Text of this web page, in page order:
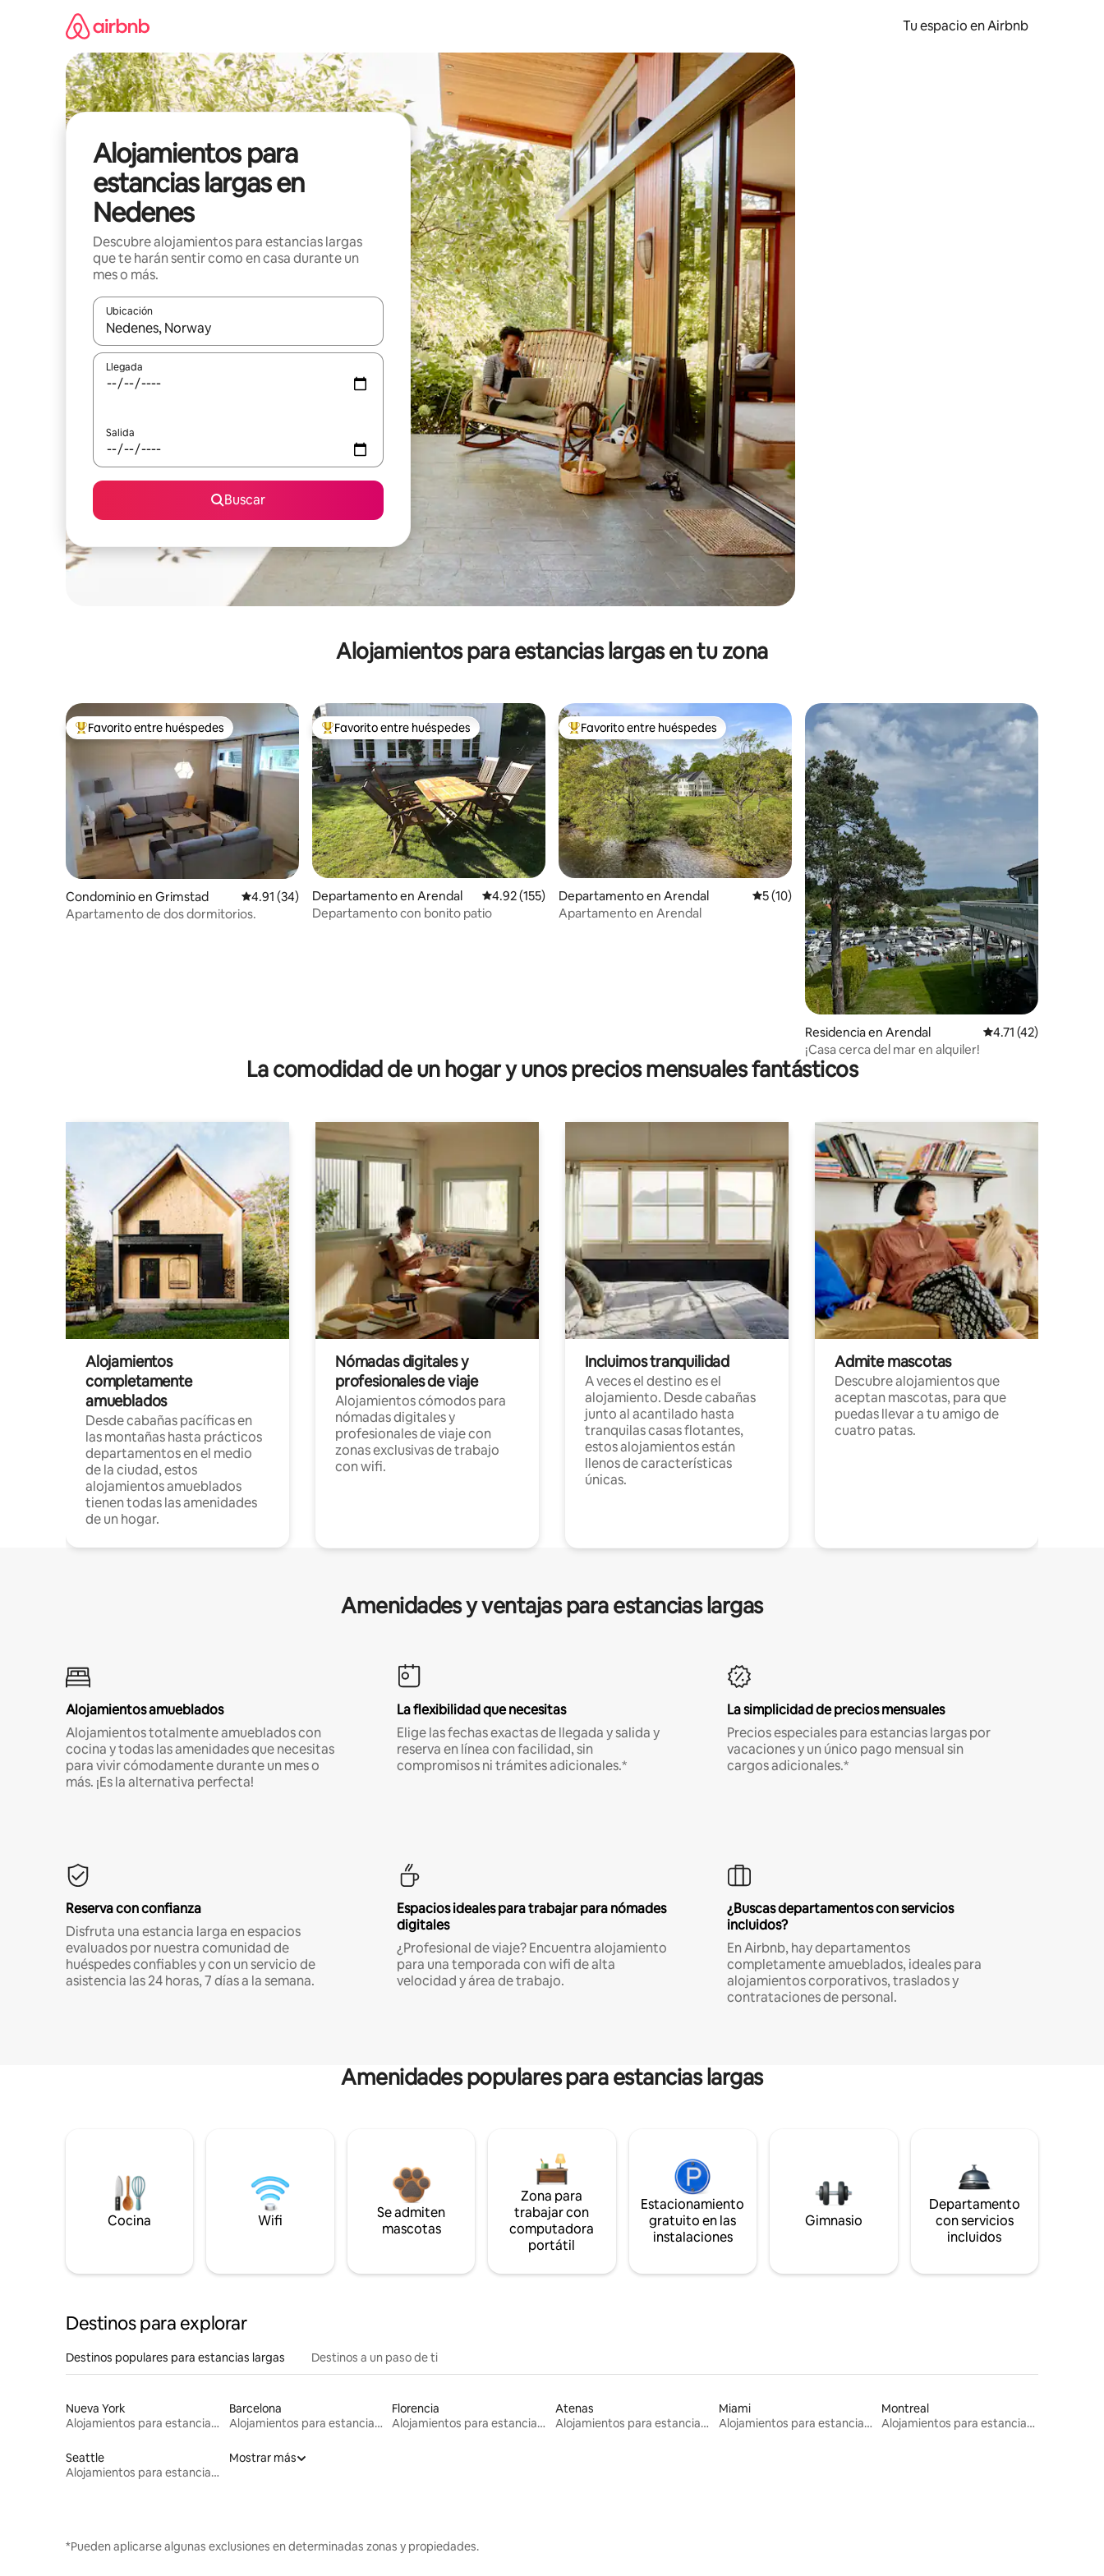
Tu espacio en Airbnb
Alojamientos para
estancias largas en
Nedenes
Descubre alojamientos para estancias largas
que te harán sentir como en casa durante un
mes o más.
Ubicación
Cuando los resultados estén disponibles, podrás navegar usando las teclas de las flechas hacia arriba y hacia abajo, o bien tocando y deslizando la pantalla.
Llegada
Salida
Buscar
Alojamientos para estancias largas en tu zona
De los mejores en Favorito entre huéspedes
Favorito entre huéspedes
Condominio en Grimstad Calificación promedio: 4.91 de 5; 34 evaluaciones
4.91 (34)
Apartamento de dos dormitorios.
De los mejores en Favorito entre huéspedes
Favorito entre huéspedes
Departamento en Arendal Calificación promedio: 4.92 de 5; 155 evaluaciones
4.92 (155)
Departamento con bonito patio
De los mejores en Favorito entre huéspedes
Favorito entre huéspedes
Departamento en Arendal Calificación promedio: 5 de 5; 10 evaluaciones
5 (10)
Apartamento en Arendal
Residencia en Arendal Calificación
4.71 (42)
¡Casa cerca del mar en alquiler!
La comodidad de un hogar y unos precios mensuales fantásticos
Alojamientos
completamente
amueblados
Desde cabañas pacíficas en
las montañas hasta prácticos
departamentos en el medio
de la ciudad, estos
alojamientos amueblados
tienen todas las amenidades
de un hogar.
Nómadas digitales y
profesionales de viaje
Alojamientos cómodos para
nómadas digitales y
profesionales de viaje con
zonas exclusivas de trabajo
con wifi.
Incluimos tranquilidad
A veces el destino es el
alojamiento. Desde cabañas
junto al acantilado hasta
tranquilas casas flotantes,
estos alojamientos están
llenos de características
únicas.
Admite mascotas
Descubre alojamientos que
aceptan mascotas, para que
puedas llevar a tu amigo de
cuatro patas.
Amenidades y ventajas para estancias largas
Alojamientos amueblados
Alojamientos totalmente amueblados con
cocina y todas las amenidades que necesitas
para vivir cómodamente durante un mes o
más. ¡Es la alternativa perfecta!
La flexibilidad que necesitas
Elige las fechas exactas de llegada y salida y
reserva en línea con facilidad, sin
compromisos ni trámites adicionales.*
La simplicidad de precios mensuales
Precios especiales para estancias largas por
vacaciones y un único pago mensual sin
cargos adicionales.*
Reserva con confianza
Disfruta una estancia larga en espacios
evaluados por nuestra comunidad de
huéspedes confiables y con un servicio de
asistencia las 24 horas, 7 días a la semana.
Espacios ideales para trabajar para nómades
digitales
¿Profesional de viaje? Encuentra alojamiento
para una temporada con wifi de alta
velocidad y área de trabajo.
¿Buscas departamentos con servicios
incluidos?
En Airbnb, hay departamentos
completamente amueblados, ideales para
alojamientos corporativos, traslados y
contrataciones de personal.
Amenidades populares para estancias largas
Cocina Wifi
Se admiten
mascotas
Zona para
trabajar con
computadora
portátil
Estacionamiento
gratuito en las
instalaciones
Gimnasio
Departamento
con servicios
incluidos
Destinos para explorar
Destinos populares para estancias largas Destinos a un paso de ti
Nueva York
Alojamientos para estancias largas
Barcelona
Alojamientos para estancias largas
Florencia
Alojamientos para estancias largas
Atenas
Alojamientos para estancias largas
Miami
Alojamientos para estancias largas
Montreal
Alojamientos para estancias largas
Seattle
Alojamientos para estancias largas
Mostrar más
*Pueden aplicarse algunas exclusiones en determinadas zonas y propiedades.